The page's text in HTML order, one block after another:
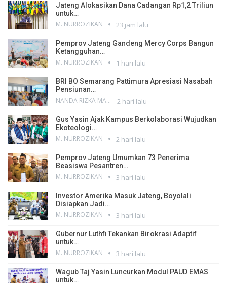
Jateng Alokasikan Dana Cadangan Rp1,2 Triliun
untuk…
M. NURROZIKAN 23 jam lalu
Pemprov Jateng Gandeng Mercy Corps Bangun
Ketangguhan…
M. NURROZIKAN 1 hari lalu
BRI BO Semarang Pattimura Apresiasi Nasabah
Pensiunan…
NANDA RIZKA MAHENDRA 2 hari lalu
Gus Yasin Ajak Kampus Berkolaborasi Wujudkan
Ekoteologi…
M. NURROZIKAN 2 hari lalu
Pemprov Jateng Umumkan 73 Penerima
Beasiswa Pesantren…
M. NURROZIKAN 3 hari lalu
Investor Amerika Masuk Jateng, Boyolali
Disiapkan Jadi…
M. NURROZIKAN 3 hari lalu
Gubernur Luthfi Tekankan Birokrasi Adaptif
untuk…
M. NURROZIKAN 3 hari lalu
Wagub Taj Yasin Luncurkan Modul PAUD EMAS
untuk…